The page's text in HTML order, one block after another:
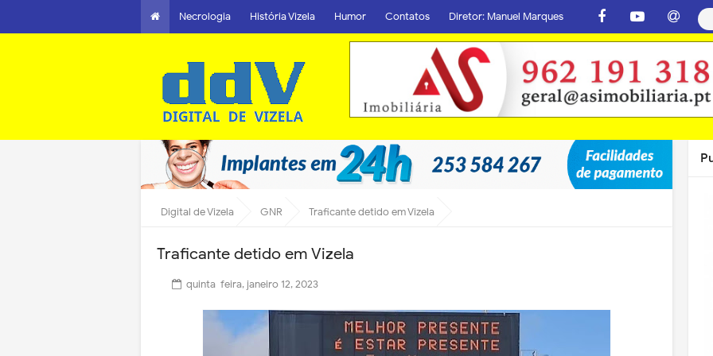
Necrologia História Vizela Humor Contatos Diretor: Manuel Marques
Digital de Vizela GNR Traficante detido em Vizela
Traficante detido em Vizela
quinta-feira, janeiro 12, 2023